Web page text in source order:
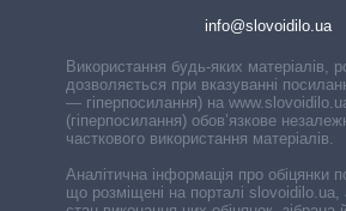
info@slovoidilo.ua
Використання будь-яких матеріалів,
дозволяється при вказуванні
— гіперпосилання) на
(гіперпосилання) обов’язкове
часткового використання матеріалів.
Аналітична інформація про обіцянки
що розміщені на порталі slovoidilo.ua,